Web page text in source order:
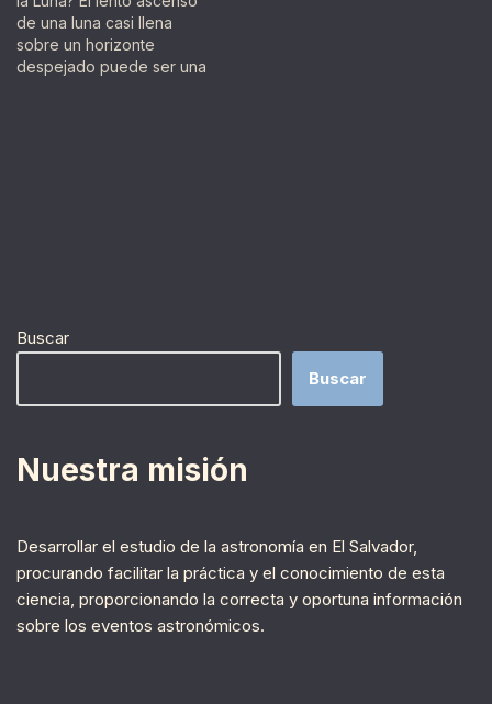
de una luna casi llena
sobre un horizonte
despejado puede ser una
Buscar
Buscar
Nuestra misión
Desarrollar el estudio de la astronomía en El Salvador,
procurando facilitar la práctica y el conocimiento de esta
ciencia, proporcionando la correcta y oportuna información
sobre los eventos astronómicos.